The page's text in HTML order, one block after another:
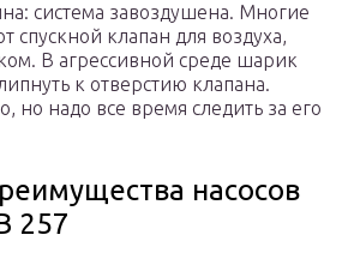
система завоздушена. Многие
спускной клапан для воздуха,
В агрессивной среде шарик
к отверстию клапана.
но надо все время следить за его
насосов
257